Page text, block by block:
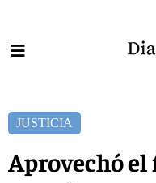
JUSTICIA
Aprovechó